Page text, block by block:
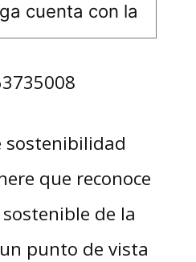
cuenta con la
sostenibilidad
que reconoce
de la
punto de vista